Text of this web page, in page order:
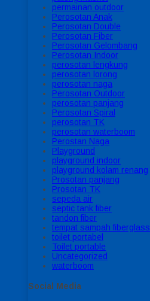
permainan outdoor
Perosotan Anak
Perosotan Double
Perosotan Fiber
Perosotan Gelombang
Perosotan Indoor
perosotan lengkung
perosotan lorong
perosotan naga
Perosotan Outdoor
perosotan panjang
Perosotan Spiral
perosotan TK
perosotan waterboom
Perostan Naga
Playground
playground indoor
playground kolam renang
Prosotan panjang
Prosotan TK
sepeda air
septic tank fiber
tandon fiber
tempat sampah fiberglass
toilet portabel
Toilet portable
Uncategorized
waterboom
Social Media